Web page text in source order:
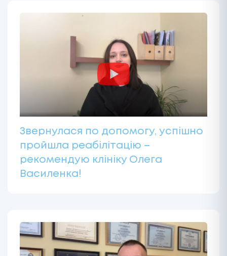
Звернулася по допомогу, успішно
пройшла реабілітацію –
рекомендую клініку Олега
Василенка!